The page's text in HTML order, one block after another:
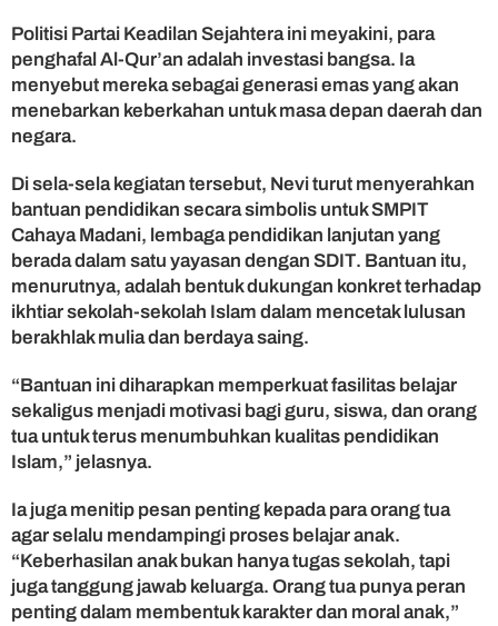
I
s
l
a
m
a
i
s
u
a
a
y
a
d
a
n
Politisi Partai Keadilan Sejahtera ini meyakini, para
penghafal Al-Qur’an adalah investasi bangsa. Ia
menyebut mereka sebagai generasi emas yang akan
menebarkan keberkahan untuk masa depan daerah dan
negara.
Di sela-sela kegiatan tersebut, Nevi turut menyerahkan
bantuan pendidikan secara simbolis untuk SMPIT
Cahaya Madani, lembaga pendidikan lanjutan yang
berada dalam satu yayasan dengan SDIT. Bantuan itu,
menurutnya, adalah bentuk dukungan konkret terhadap
ikhtiar sekolah-sekolah Islam dalam mencetak lulusan
berakhlak mulia dan berdaya saing.
“Bantuan ini diharapkan memperkuat fasilitas belajar
sekaligus menjadi motivasi bagi guru, siswa, dan orang
tua untuk terus menumbuhkan kualitas pendidikan
Islam,” jelasnya.
Ia juga menitip pesan penting kepada para orang tua
agar selalu mendampingi proses belajar anak.
“Keberhasilan anak bukan hanya tugas sekolah, tapi
juga tanggung jawab keluarga. Orang tua punya peran
penting dalam membentuk karakter dan moral anak,”